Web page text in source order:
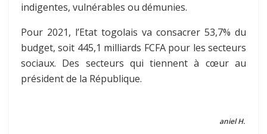
indigentes, vulnérables ou démunies.
Pour 2021, l’Etat togolais va consacrer 53,7% du
budget, soit 445,1 milliards FCFA pour les secteurs
sociaux. Des secteurs qui tiennent à cœur au
président de la République.
aniel H.